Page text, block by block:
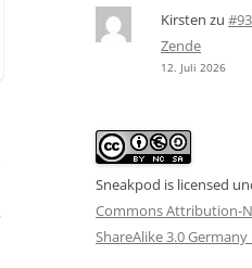
,
Kirsten zu
Zende
12. Juli 2026
Sneakpod is licensed
Commons Attribution-
ShareAlike 3.0 Germany